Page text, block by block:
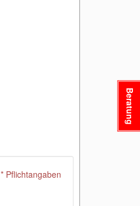
* Pflichtangaben
Beratung